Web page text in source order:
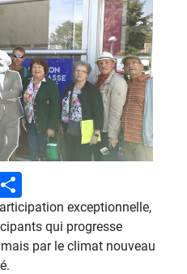
exceptionnelle,
qui progresse
par le climat nouveau